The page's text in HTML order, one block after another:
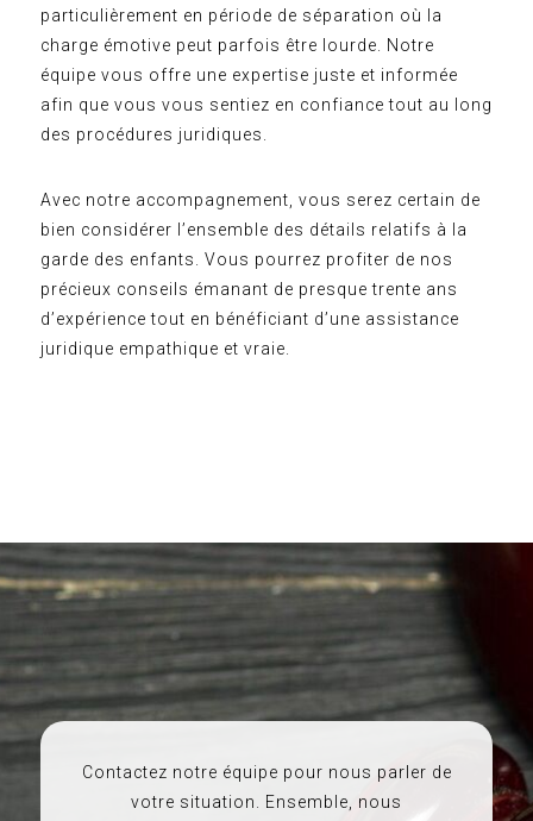
particulièrement en période de séparation où la
charge émotive peut parfois être lourde. Notre
équipe vous offre une expertise juste et informée
afin que vous vous sentiez en confiance tout au long
des procédures juridiques.
Avec notre accompagnement, vous serez certain de
bien considérer l’ensemble des détails relatifs à la
garde des enfants. Vous pourrez profiter de nos
précieux conseils émanant de presque trente ans
d’expérience tout en bénéficiant d’une assistance
juridique empathique et vraie.
Contactez notre équipe pour nous parler de
votre situation. Ensemble, nous